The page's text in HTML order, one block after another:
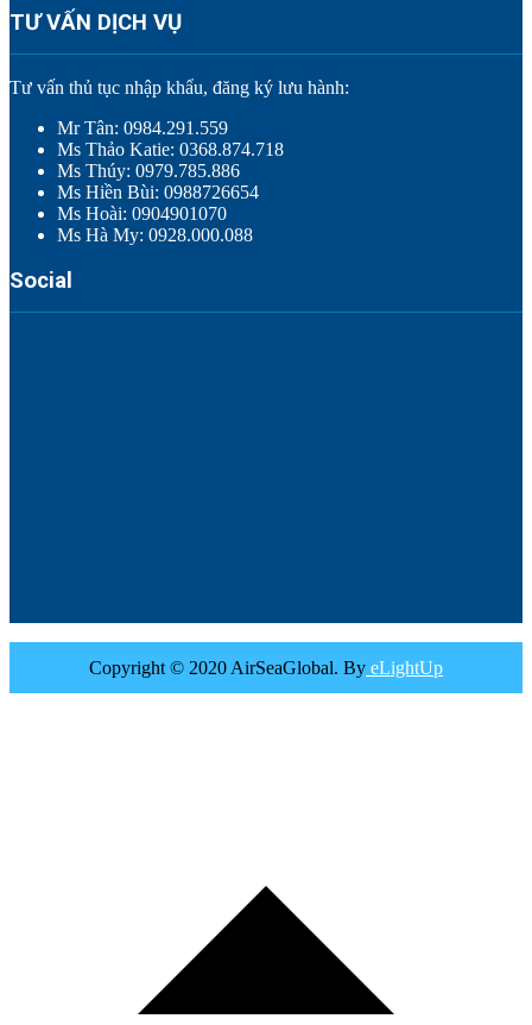
TƯ VẤN DỊCH VỤ
Tư vấn thủ tục nhập khẩu, đăng ký lưu hành:
Mr Tân: 0984.291.559
Ms Thảo Katie: 0368.874.718
Ms Thúy: 0979.785.886
Ms Hiền Bùi: 0988726654
Ms Hoài: 0904901070
Ms Hà My: 0928.000.088
Social
Copyright © 2020 AirSeaGlobal. By eLightUp